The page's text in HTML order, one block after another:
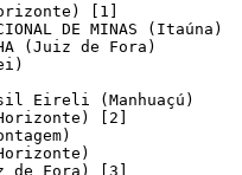
[1]
DE MINAS (Itaúna)
(Juiz de Fora)
Eireli (Manhuaçú)
[2]
de Fora) [3]